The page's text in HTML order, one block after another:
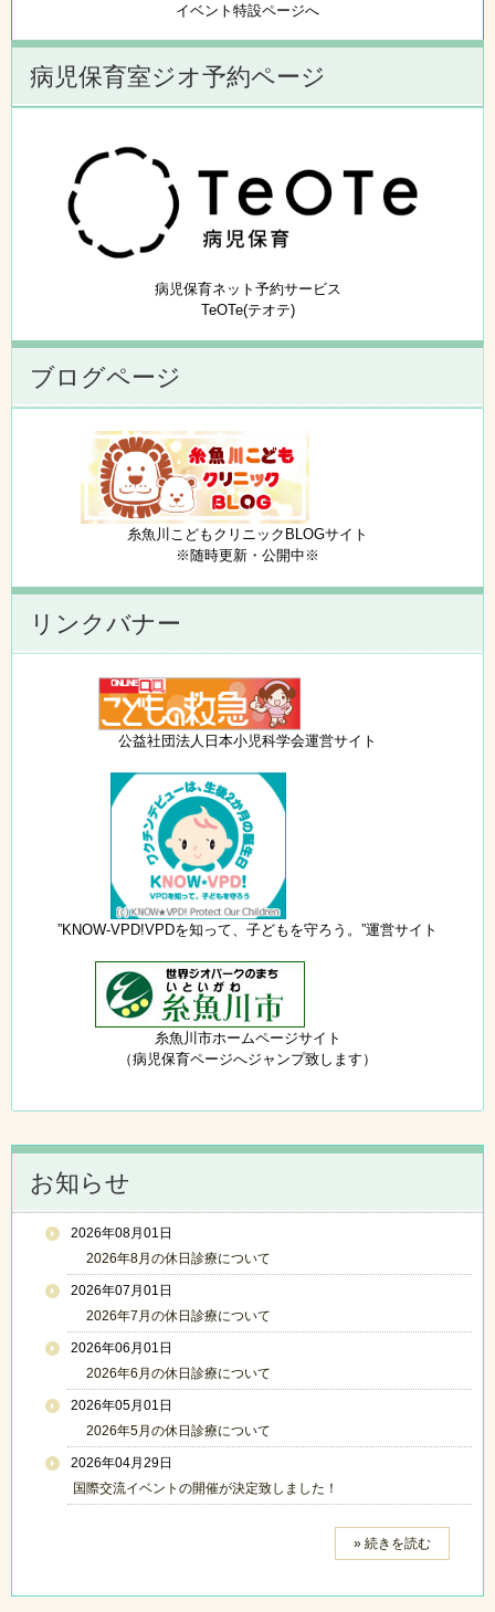
イベント特設ページへ
病児保育室ジオ予約ページ
病児保育ネット予約サービス
TeOTe(テオテ)
ブログページ
糸魚川こどもクリニックBLOGサイト
※随時更新・公開中※
リンクバナー
公益社団法人日本小児科学会運営サイト
”KNOW-VPD!VPDを知って、子どもを守ろう。”運営サイト
糸魚川市ホームページサイト
（病児保育ページへジャンプ致します）
お知らせ
2026年08月01日
2026年8月の休日診療について
2026年07月01日
2026年7月の休日診療について
2026年06月01日
2026年6月の休日診療について
2026年05月01日
2026年5月の休日診療について
2026年04月29日
国際交流イベントの開催が決定致しました！
» 続きを読む